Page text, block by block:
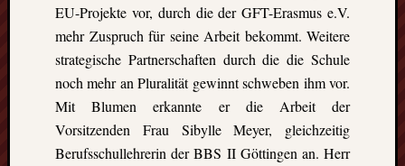
EU-Projekte vor, durch die der GFT-Erasmus e.V.
mehr Zuspruch für seine Arbeit bekommt. Weitere
strategische Partnerschaften durch die die Schule
noch mehr an Pluralität gewinnt schweben ihm vor.
Mit Blumen erkannte er die Arbeit der
Vorsitzenden Frau Sibylle Meyer, gleichzeitig
Berufsschullehrerin der BBS II Göttingen an. Herr